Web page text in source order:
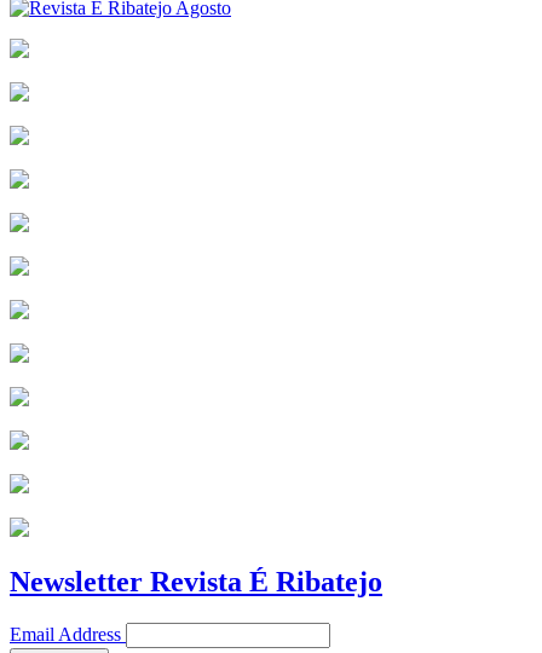
Newsletter Revista É Ribatejo
Email Address